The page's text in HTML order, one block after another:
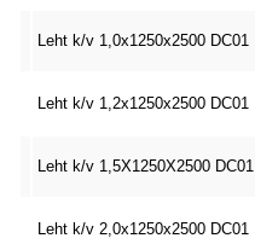
Leht k/v 1,0x1250x2500 DC01
Leht k/v 1,2x1250x2500 DC01
Leht k/v 1,5X1250X2500 DC01
Leht k/v 2,0x1250x2500 DC01